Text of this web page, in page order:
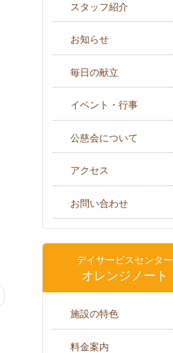
スタッフ紹介
お知らせ
毎日の献立
イベント・行事
公慈会について
アクセス
お問い合わせ
デイサービスセンター
オレンジノート
施設の特色
料金案内